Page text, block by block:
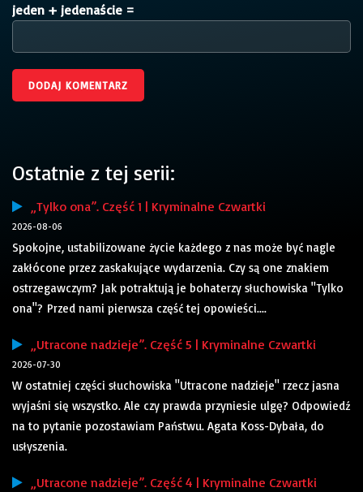
jeden + jedenaście =
Ostatnie z tej serii:
„Tylko ona”. Część 1 | Kryminalne Czwartki
2026-08-06
Spokojne, ustabilizowane życie każdego z nas może być nagle
zakłócone przez zaskakujące wydarzenia. Czy są one znakiem
ostrzegawczym? Jak potraktują je bohaterzy słuchowiska "Tylko
ona"? Przed nami pierwsza część tej opowieści....
„Utracone nadzieje”. Część 5 | Kryminalne Czwartki
2026-07-30
W ostatniej części słuchowiska "Utracone nadzieje" rzecz jasna
wyjaśni się wszystko. Ale czy prawda przyniesie ulgę? Odpowiedź
na to pytanie pozostawiam Państwu. Agata Koss-Dybała, do
usłyszenia.
„Utracone nadzieje”. Część 4 | Kryminalne Czwartki